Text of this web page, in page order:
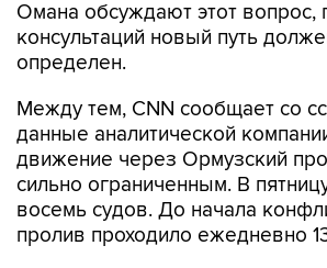
Омана обсуждают этот вопрос,
консультаций новый путь
определен.
Между тем, CNN сообщает со
данные аналитической
движение через Ормузский
сильно ограниченным. В
восемь судов. До начала
пролив проходило ежедневно